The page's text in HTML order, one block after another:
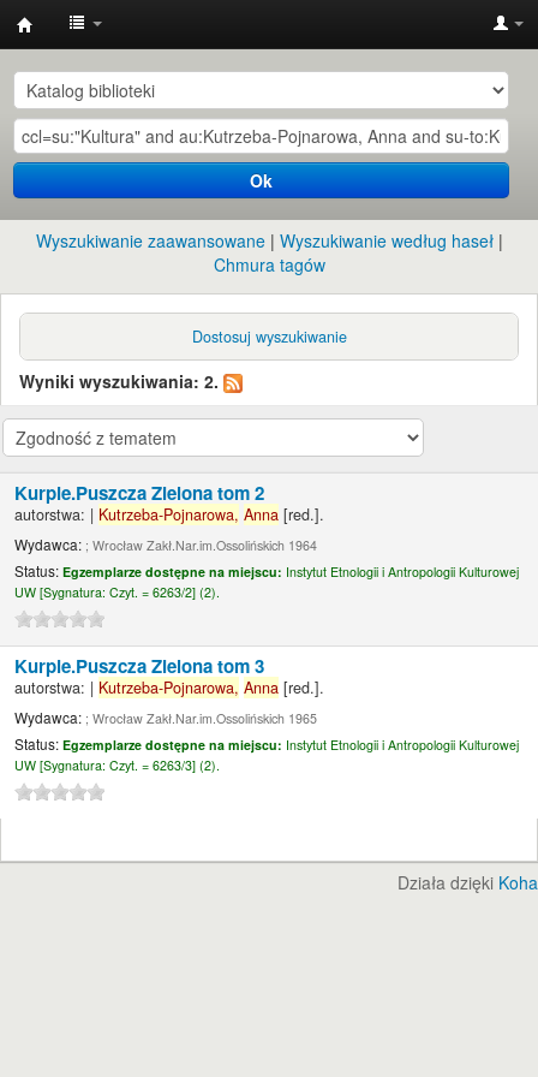
Instytut
Etnologii
i
Antropologii
Kulturowej
UW
Ok
Wyszukiwanie zaawansowane
Wyszukiwanie według haseł
Chmura tagów
Dostosuj wyszukiwanie
Wyniki wyszukiwania: 2.
Kurpie.Puszcza Zielona tom 2
autorstwa: | Kutrzeba-Pojnarowa, Anna [red.].
Wydawca: ; Wrocław Zakł.Nar.im.Ossolińskich 1964
Status:Egzemplarze dostępne na miejscu: Instytut Etnologii i Antropologii Kulturowej
UW [Sygnatura:Czyt. = 6263/2] (2).
Kurpie.Puszcza Zielona tom 3
autorstwa: | Kutrzeba-Pojnarowa, Anna [red.].
Wydawca: ; Wrocław Zakł.Nar.im.Ossolińskich 1965
Status:Egzemplarze dostępne na miejscu: Instytut Etnologii i Antropologii Kulturowej
UW [Sygnatura:Czyt. = 6263/3] (2).
Działa dzięki Koha